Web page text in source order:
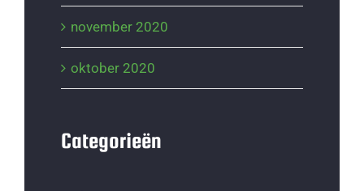
november 2020
oktober 2020
Categorieën